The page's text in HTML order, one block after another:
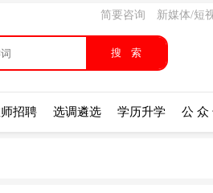
简要咨询 新媒体/短
招聘 选调遴选 学历升学 公 众